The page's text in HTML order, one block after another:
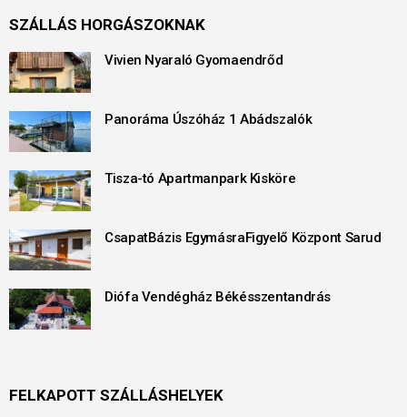
SZÁLLÁS HORGÁSZOKNAK
Vivien Nyaraló Gyomaendrőd
Panoráma Úszóház 1 Abádszalók
Tisza-tó Apartmanpark Kisköre
CsapatBázis EgymásraFigyelő Központ Sarud
Diófa Vendégház Békésszentandrás
FELKAPOTT SZÁLLÁSHELYEK